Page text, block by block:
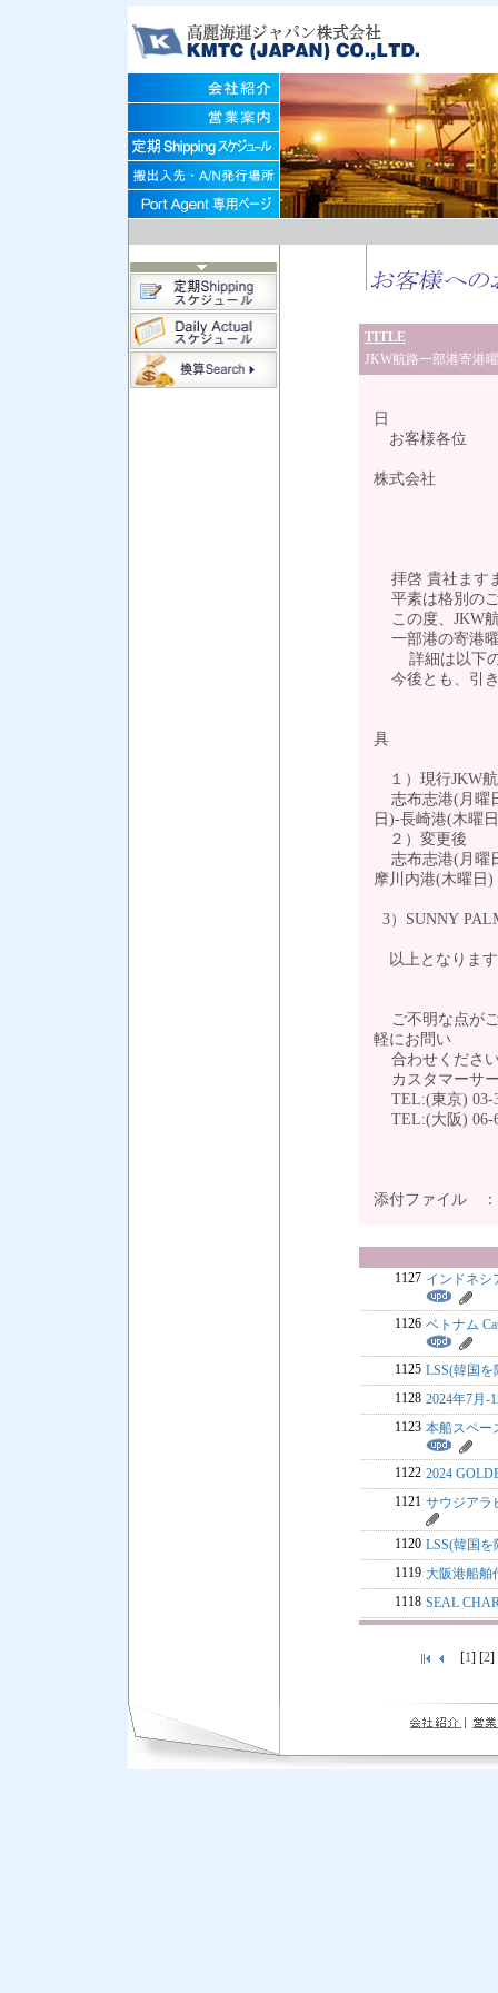
TITLE
JKW航路一部港寄港
日
お客様各位
株式会社
拝啓 貴社ます
平素は格別の
この度、JKW
一部港の寄港
詳細は以下の
今後とも、引き
具
１）現行JKW
志布志港(月曜
日)-長崎港(木曜
２）変更後
志布志港(月曜
摩川内港(木曜日)
3）SUNNY
以上となりま
ご不明な点がご
軽にお問い
合わせくださ
カスタマーサ
TEL:(東京) 03-
TEL:(大阪) 06-
添付ファイル
1127 インドネシ
1126 ベトナム
1125 LSS(韓国を
1128 2024年7月
1123 本船スペー
1122 2024
1121 サウジアラ
1120 LSS(韓国を
1119 大阪港船舶
1118 SEAL
[1] [2]